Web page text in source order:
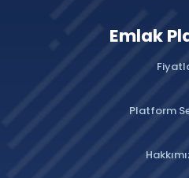
Emlak
Platform